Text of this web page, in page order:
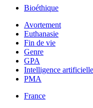
Bioéthique
Avortement
Euthanasie
Fin de vie
Genre
GPA
Intelligence artificielle
PMA
France